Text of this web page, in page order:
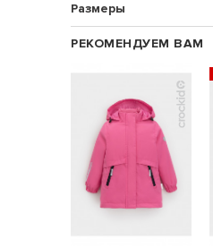
Размеры
РЕКОМЕНДУЕМ ВАМ